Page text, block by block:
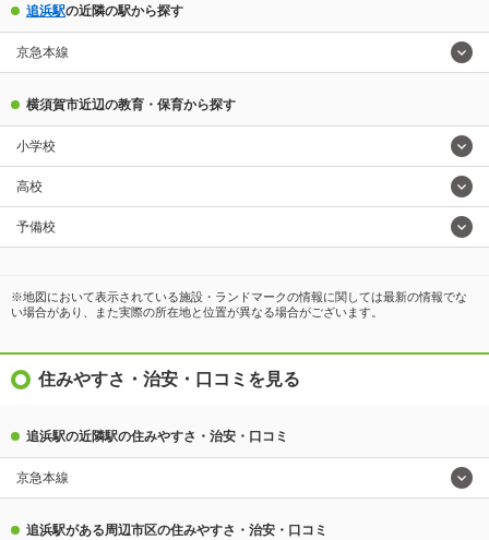
追浜駅の近隣の駅から探す
京急本線
横須賀市近辺の教育・保育から探す
小学校
高校
予備校
※地図において表示されている施設・ランドマークの情報に関しては最新の情報でな
い場合があり、また実際の所在地と位置が異なる場合がございます。
住みやすさ・治安・口コミを見る
追浜駅の近隣駅の住みやすさ・治安・口コミ
京急本線
追浜駅がある周辺市区の住みやすさ・治安・口コミ